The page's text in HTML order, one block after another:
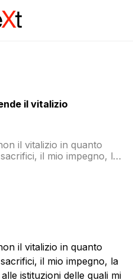
il vitalizio
il vitalizio in quanto
il mio impegno, la
pubbliche che ho
E’ quanto
il vitalizio in quanto
il mio impegno, la
istituzioni delle quali mi